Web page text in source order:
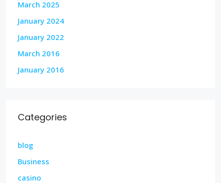
March 2025
January 2024
January 2022
March 2016
January 2016
Categories
blog
Business
casino